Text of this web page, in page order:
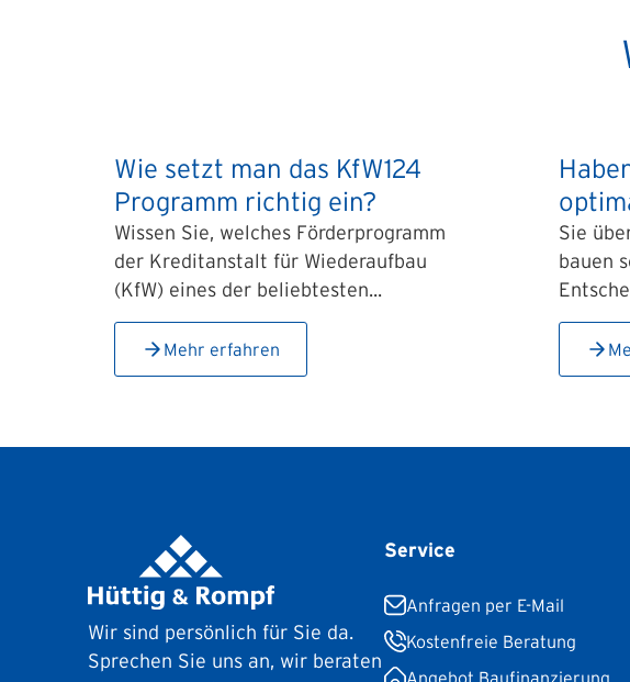
Wie setzt man das KfW124
Programm richtig ein?
Wissen Sie, welches Förderprogramm
der Kreditanstalt für Wiederaufbau
(KfW) eines der beliebtesten...
Mehr erfahren
Sie
bauen
Wir sind persönlich für Sie da.
Sprechen Sie uns an, wir beraten
Service
Anfragen per E-Mail
Kostenfreie Beratung
Angebot Baufinanzierung